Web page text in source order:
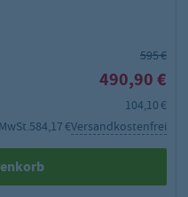
595 €
490,90 €
104,10 €
584,17 €Versandkostenfrei